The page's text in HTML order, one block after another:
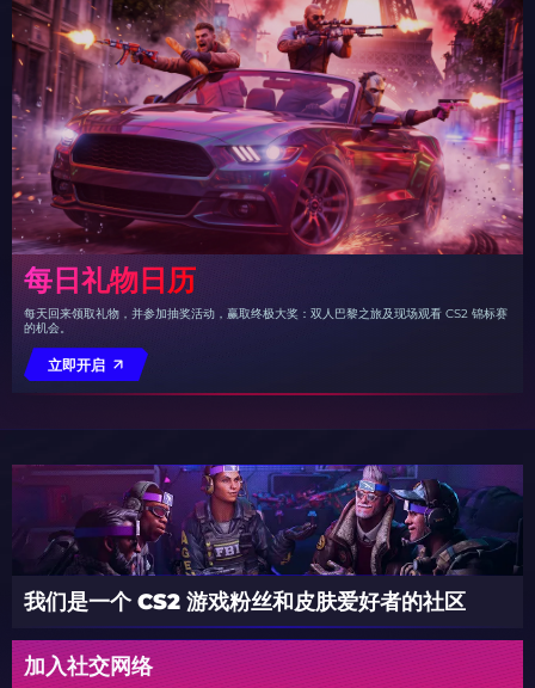
每日礼物日历
每天回来领取礼物，并参加抽奖活动，赢取终极大奖：双人巴黎之旅及现场观看 CS2 锦标赛
的机会。
立即开启
我们是一个 CS2 游戏粉丝和皮肤爱好者的社区
加入社交网络